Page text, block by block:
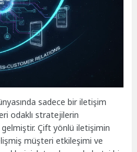
sadece bir iletişim
odaklı stratejilerin
Çift yönlü iletişimin
müşteri etkileşimi ve